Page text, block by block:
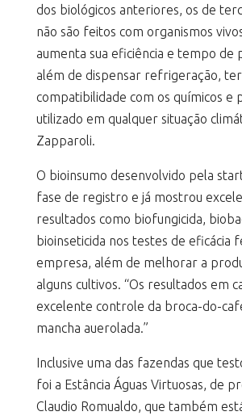
dos biológicos anteriores, os de
não são feitos com organismos
aumenta sua eficiência e tempo de
além de dispensar refrigeração, ter
compatibilidade com os químicos e
utilizado em qualquer situação
Zapparoli.
O bioinsumo desenvolvido pela
fase de registro e já mostrou
resultados como biofungicida,
bioinseticida nos testes de eficácia
empresa, além de melhorar a
alguns cultivos. “Os resultados em
excelente controle da broca-do-
mancha auerolada.”
Inclusive uma das fazendas que
foi a Estância Águas Virtuosas, de
Claudio Romualdo, que também